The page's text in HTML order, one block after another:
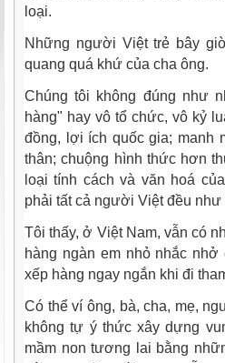
loại.
Những người Việt trẻ bây
quang quá khứ của cha ông.
Chúng tôi không đúng như
hàng" hay vô tổ chức, vô kỷ
đồng, lợi ích quốc gia; manh
thân; chuộng hình thức hơn
loại tính cách và văn hoá
phải tất cả người Việt đều như
Tôi thấy, ở Việt Nam, vẫn có
hàng ngàn em nhỏ nhắc
xếp hàng ngay ngắn khi đi
Có thể ví ông, bà, cha, mẹ,
không tự ý thức xây dựng
mầm non tương lai bằng